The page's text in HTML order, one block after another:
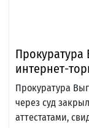
Прокуратура
интернет-
Прокуратура
через суд
аттестатами,